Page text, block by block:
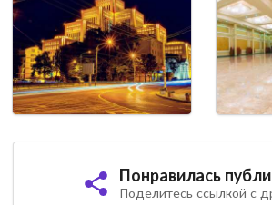
Понравилась
Поделитесь ссылкой с